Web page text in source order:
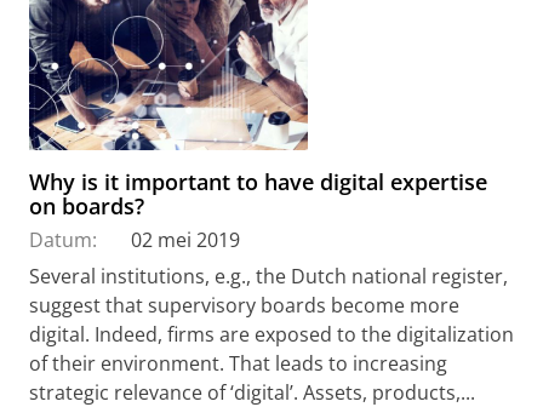
Why is it important to have digital expertise
on boards?
Datum:
02 mei 2019
Several institutions, e.g., the Dutch national register,
suggest that supervisory boards become more
digital. Indeed, firms are exposed to the digitalization
of their environment. That leads to increasing
strategic relevance of ‘digital’. Assets, products,...